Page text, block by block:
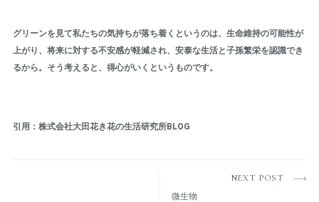
グリーンを見て私たちの気持ちが落ち着くというのは、生命維持の可能性が
上がり、将来に対する不安感が軽減され、安泰な生活と子孫繁栄を認識でき
るから。そう考えると、得心がいくというものです。
引用：株式会社大田花き花の生活研究所BLOG
NEXT POST
微生物